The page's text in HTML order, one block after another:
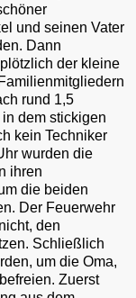
und seinen Vater
Dann
der kleine
rund 1,5
dem stickigen
kein Techniker
wurden die
ihren
die beiden
Der Feuerwehr
den
Schließlich
um die Oma,
Zuerst